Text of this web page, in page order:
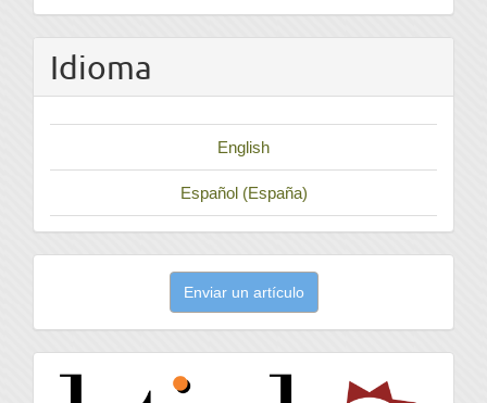
Idioma
English
Español (España)
artículo
Enviar un artículo
latindex